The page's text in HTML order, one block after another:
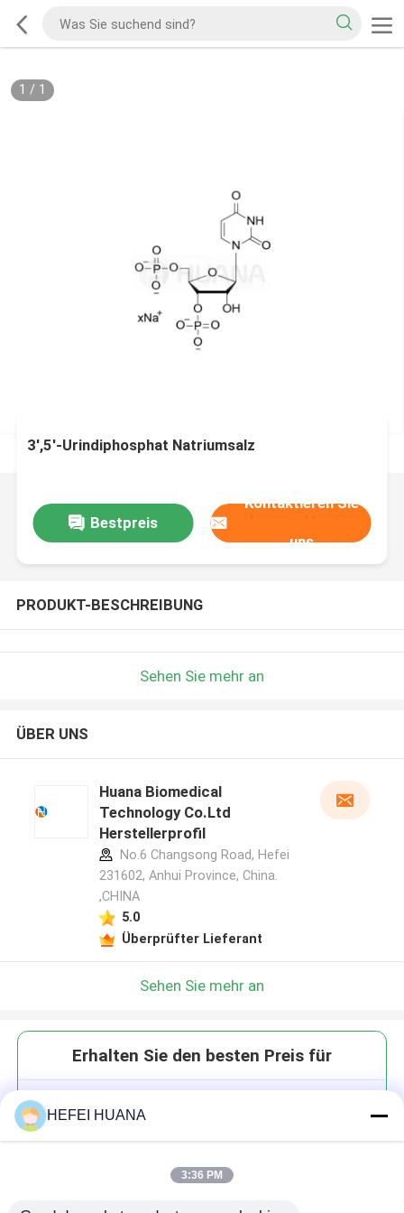
1 / 1
3',5'-Urindiphosphat Natriumsalz
Bestpreis
Kontaktieren Sie
uns
PRODUKT-BESCHREIBUNG
Sehen Sie mehr an
ÜBER UNS
Huana Biomedical
Technology Co.Ltd
Herstellerprofil
No.6 Changsong Road, Hefei
231602, Anhui Province, China.
,CHINA
5.0
Überprüfter Lieferant
Sehen Sie mehr an
Erhalten Sie den besten Preis für
HEFEI HUANA
3:36 PM